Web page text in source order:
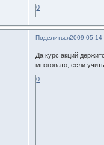
0
Поделиться2009-05-14
Да курс акций
многовато, если
0